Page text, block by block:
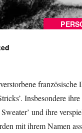
Insbesondere
und ihre
mit ihrem Namen